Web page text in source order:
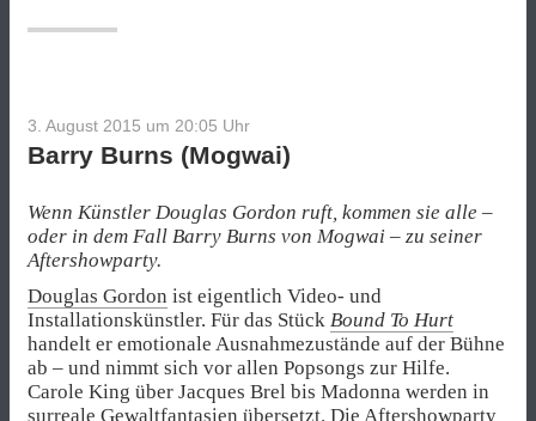
3. August 2015 um 20:05 Uhr
Barry Burns (Mogwai)
Wenn Künstler Douglas Gordon ruft, kommen sie alle –
oder in dem Fall Barry Burns von Mogwai – zu seiner
Aftershowparty.
Douglas Gordon ist eigentlich Video- und
Installationskünstler. Für das Stück Bound To Hurt
handelt er emotionale Ausnahmezustände auf der Bühne
ab – und nimmt sich vor allen Popsongs zur Hilfe.
Carole King über Jacques Brel bis Madonna werden in
surreale Gewaltfantasien übersetzt. Die Aftershowparty